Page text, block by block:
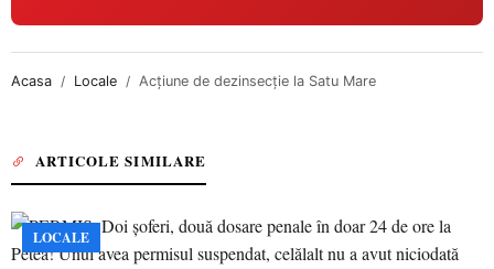
Acasa Locale Acțiune de dezinsecție la Satu Mare
ARTICOLE SIMILARE
LOCALE